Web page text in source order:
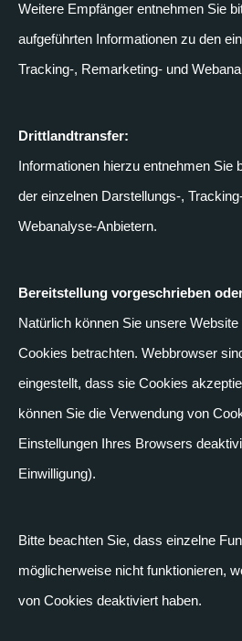
Weitere Empfänger entnehmen Sie
aufgeführten Informationen zu den
Tracking-, Remarketing- und
Drittlandtransfer:
Informationen hierzu entnehmen Sie
der einzelnen Darstellungs-,
Webanalyse-Anbietern.
Bereitstellung vorgeschrieben
Natürlich können Sie unsere
Cookies betrachten. Webbrowser
eingestellt, dass sie Cookies
können Sie die Verwendung von
Einstellungen Ihres Browsers
Einwilligung).
Bitte beachten Sie, dass einzelne
möglicherweise nicht funktionieren,
von Cookies deaktiviert haben.